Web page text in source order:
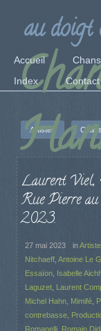
au doigt
Accueil
Index
Contact
Artistes
Laurent Viel,
Rue Pierre
2023.
27 mai 2023 in
Nitchaeff Antoine Le
Essaïon Isabelle
Laguzet Laurent
Michel Hahn Mimifé
contrebasse
Romanelli Romain